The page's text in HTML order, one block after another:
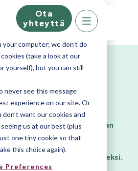
pop-ups can really
make this quick. This website
computer; we don’t do
(take a look at our
yourself), but you can still
never see this message
experience on our site. Or
don’t want our cookies and
us at our best (plus
one tiny cookie so that
this choice again).
Preferences
Ota
yhteyttä
johtajien rekrytointiin
arviointi
ja esihenkilöiden parempaan
Johtaja-arviointi auttaa
kokonaisvaltaisen kuvan
syvällistä tietoa valinnan tueksi.